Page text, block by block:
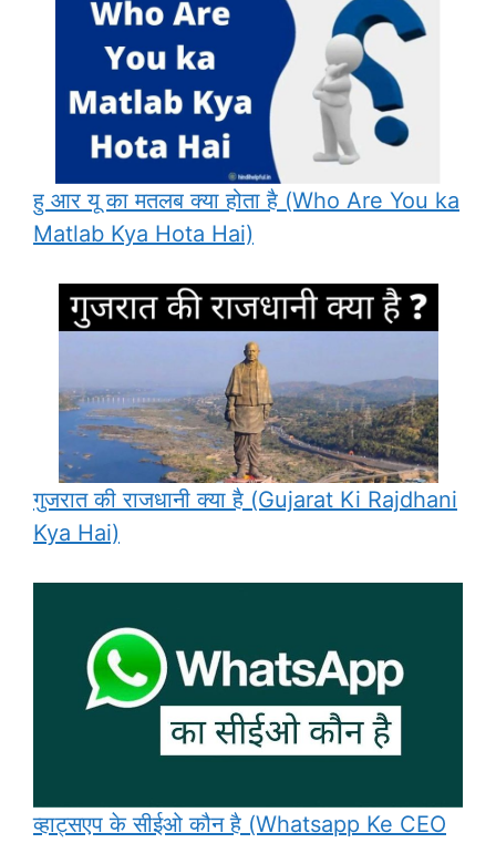
हु आर यू का मतलब क्या होता है (Who Are You ka
Matlab Kya Hota Hai)
गुजरात की राजधानी क्या है (Gujarat Ki Rajdhani
Kya Hai)
व्हाट्सएप के सीईओ कौन है (Whatsapp Ke CEO